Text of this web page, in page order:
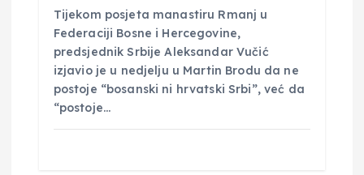
Tijekom posjeta manastiru Rmanj u
Federaciji Bosne i Hercegovine,
predsjednik Srbije Aleksandar Vučić
izjavio je u nedjelju u Martin Brodu da ne
postoje “bosanski ni hrvatski Srbi”, već da
“postoje…